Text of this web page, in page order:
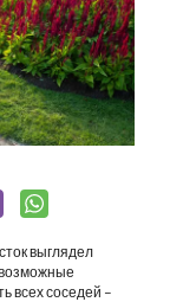
выглядел
всех соседей –